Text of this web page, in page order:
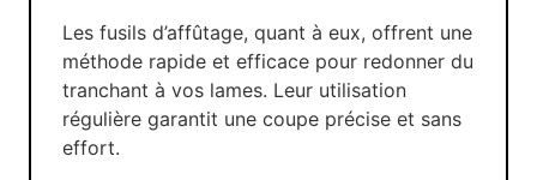
Les fusils d’affûtage, quant à eux, offrent une
méthode rapide et efficace pour redonner du
tranchant à vos lames. Leur utilisation
régulière garantit une coupe précise et sans
effort.